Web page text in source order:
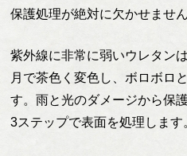
保護処理が絶対に欠かせません
紫外線に非常に弱いウレタン
月で茶色く変色し、ボロボロ
す。雨と光のダメージから保
3ステップで表面を処理します